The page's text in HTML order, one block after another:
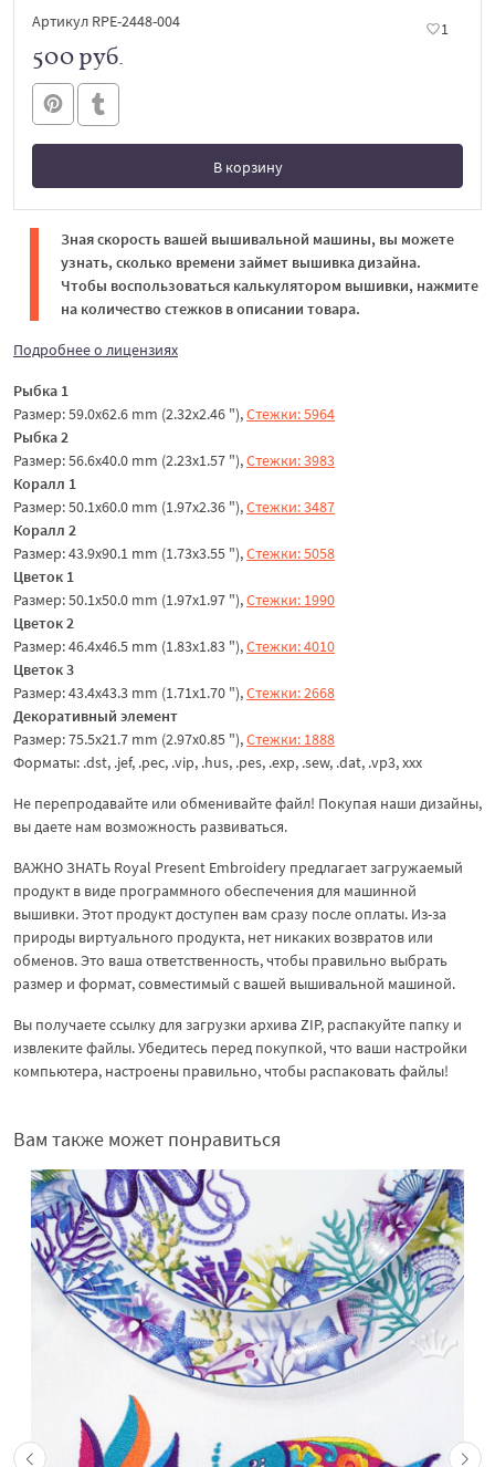
Артикул RPE-2448-004 1
500 руб.
В корзину
В корзине
Зная скорость вашей вышивальной машины, вы можете
узнать, сколько времени займет вышивка дизайна.
Чтобы воспользоваться калькулятором вышивки, нажмите
на количество стежков в описании товара.
Подробнее о лицензиях
Рыбка 1
Размер: 59.0x62.6 mm (2.32x2.46 "),Стежки: 5964
Рыбка 2
Размер: 56.6x40.0 mm (2.23x1.57 "),Стежки: 3983
Коралл 1
Размер: 50.1x60.0 mm (1.97x2.36 "),Стежки: 3487
Коралл 2
Размер: 43.9x90.1 mm (1.73x3.55 "),Стежки: 5058
Цветок 1
Размер: 50.1x50.0 mm (1.97x1.97 "),Стежки: 1990
Цветок 2
Размер: 46.4x46.5 mm (1.83x1.83 "),Стежки: 4010
Цветок 3
Размер: 43.4x43.3 mm (1.71x1.70 "),Стежки: 2668
Декоративный элемент
Размер: 75.5x21.7 mm (2.97x0.85 "),Стежки: 1888
Форматы: .dst, .jef, .pec, .vip, .hus, .pes, .exp, .sew, .dat, .vp3, ххх
Не перепродавайте или обменивайте файл! Покупая наши дизайны,
вы даете нам возможность развиваться.
ВАЖНО ЗНАТЬ Royal Present Embroidery предлагает загружаемый
продукт в виде программного обеспечения для машинной
вышивки. Этот продукт доступен вам сразу после оплаты. Из-за
природы виртуального продукта, нет никаких возвратов или
обменов. Это ваша ответственность, чтобы правильно выбрать
размер и формат, совместимый с вашей вышивальной машиной.
Вы получаете ссылку для загрузки архива ZIP, распакуйте папку и
извлеките файлы. Убедитесь перед покупкой, что ваши настройки
компьютера, настроены правильно, чтобы распаковать файлы!
Вам также может понравиться